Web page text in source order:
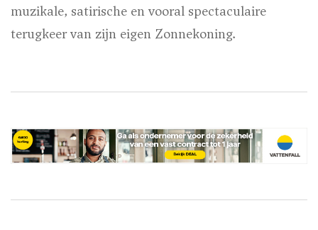
muzikale, satirische en vooral spectaculaire
terugkeer van zijn eigen Zonnekoning.